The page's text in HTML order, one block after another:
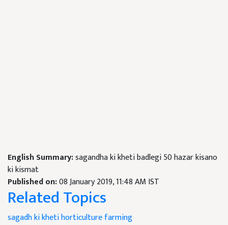
English Summary:sagandha ki kheti badlegi 50 hazar kisano
ki kismat
Published on:08 January 2019, 11:48 AM IST
Related Topics
sagadh ki khetihorticulturefarming